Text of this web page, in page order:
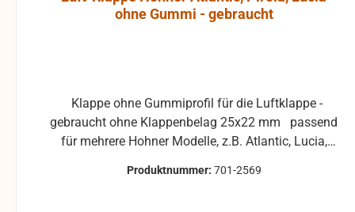
ohne Gummi - gebraucht
gebraucht ohne Klappenbelag 25x22 mm passend
für mehrere Hohner Modelle, z.B. Atlantic, Lucia,
Produktnummer: 701-2569